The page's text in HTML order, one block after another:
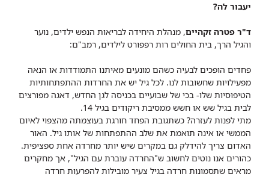
יעבור לה?
ד"ר פטרה זקהיים, מנהלת היחידה לבריאות הנפש ילדים, נוער
והגיל הרך, בית החולים רות רפפורט לילדים, רמב"ם:
פחדים הופכים לבעיה כשהם מונעים מאיתנו התמודדות או הנאה
מפעילויות שחשובות לנו. לכל גיל יש את החרדות ההתפתחותיות
הטיפוסיות שלו- בכי של שבועיים בכניסה לגן החדש, דאגה מפורצים
לבית בגיל שש או חשש ממסיבת ריקודים בגיל 14.
מתי לפנות לעזרה? כשתגובת הפחד חורגת בעוצמתה מהצפוי לאיום
הממשי או אינה תואמת את שלב ההתפתחות של אותו גיל. האור
האדום צריך להידלק גם במקרים שיש יותר מחרדה אחת ספציפית.
כהורים אנו נוטים לחשוב ש"החרדה עוברת עם הגיל", אך מחקרים
מראים שתסמונות חרדה בגיל צעיר מובילות להפרעות חרדה